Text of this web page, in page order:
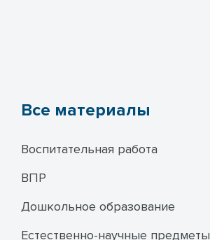
Все материалы
Воспитательная работа
ВПР
Дошкольное образование
Естественно-научные предметы